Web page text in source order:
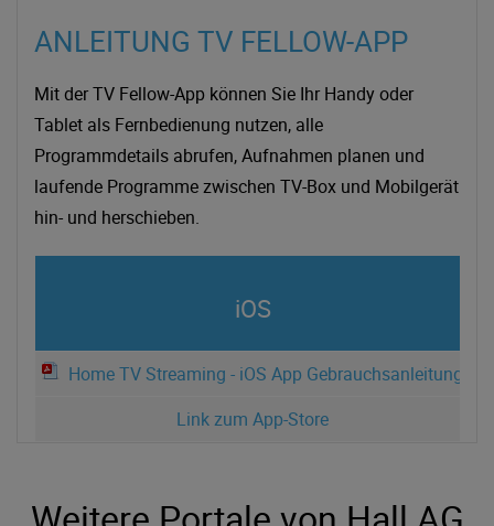
ANLEITUNG TV FELLOW-APP
Mit der TV Fellow-App können Sie Ihr Handy oder
Tablet als Fernbedienung nutzen, alle
Programmdetails abrufen, Aufnahmen planen und
laufende Programme zwischen TV-Box und Mobilgerät
hin- und herschieben.
iOS
Home TV Streaming - iOS App Gebrauchsanleitung
Link zum App-Store